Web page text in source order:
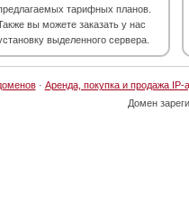
тарифных планов.
вы можете заказать у нас
выделенного сервера.
· Аренда, покупка и продажа IP-
Домен